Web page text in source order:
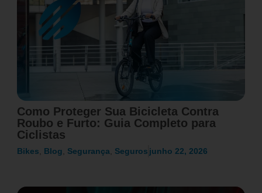
Como Proteger Sua Bicicleta Contra
Roubo e Furto: Guia Completo para
Ciclistas
Bikes Blog Segurança Seguros junho 22, 2026